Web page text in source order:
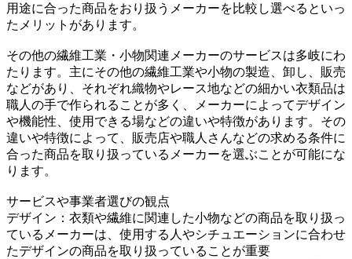
用途に合った商品をおり扱うメーカーを比較し選べるといっ
たメリットがあります。
その他の繊維工業・小物関連メーカーのサービスは多岐にわ
たります。主にその他の繊維工業や小物の製造、卸し、販売
などがあり、それぞれ織物やレース地などの細かい衣類品は
職人の手で作られることが多く、メーカーによってデザイン
や機能性、使用できる場などの違いや特徴があります。その
違いや特徴によって、販売店や職人さんなどの求める条件に
合った商品を取り扱っているメーカーを選ぶことが可能にな
ります。
サービスや事業者選びの観点
デザイン：衣類や繊維に関連した小物などの商品を取り扱っ
ているメーカーは、使用する人やシチュエーションに合わせ
たデザインの商品を取り扱っていることが重要